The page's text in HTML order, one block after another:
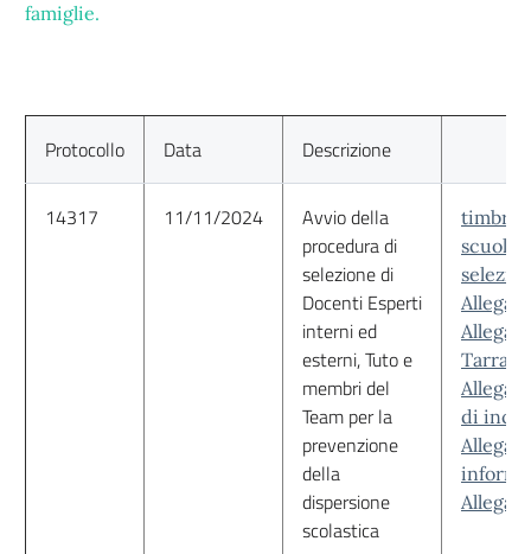
famiglie.
Protocollo Data Descrizione
14317 11/11/2024
Avvio della
procedura di
selezione di
Docenti Esperti
interni ed
esterni, Tuto e
membri del
Team per la
prevenzione
della
dispersione
scolastica
di